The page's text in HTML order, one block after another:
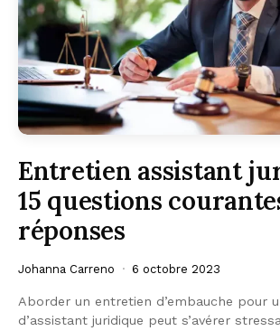
Entretien assistant
15 questions
réponses
Johanna Carreno 6 octobre 2023
Aborder un entretien d’embauche pour
d’assistant juridique peut s’avérer